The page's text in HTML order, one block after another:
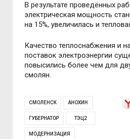
В результате проведённых
электрическая мощность
на 15%, увеличилась и
Качество теплоснабжения и
поставок электроэнергии
повысились более чем для
смолян.
СМОЛЕНСК АНОХИН
ГУБЕРНАТОР ТЭЦ2
МОДЕРНИЗАЦИЯ